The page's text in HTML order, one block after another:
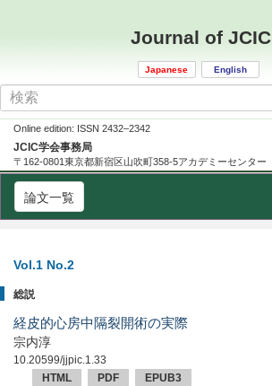
Journal of JCIC
Japanese English
Online edition: ISSN 2432–2342
JCIC学会事務局
〒162-0801東京都新宿区山吹町358-5アカデミーセンター
論文一覧
Vol.1 No.2
総説
経皮的心房中隔裂開術の実際
宗内淳
10.20599/jjpic.1.33
HTML
PDF EPUB3